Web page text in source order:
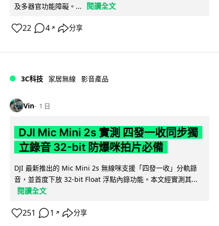
及多器官功能障礙。...
閱讀全文
22 4 ↗ 分享
3C科技 家居無線 影音產品
Vin 1 日
DJI Mic Mini 2s 實測 四發一收同步獨
立錄音 32-bit 防爆咪拍片必備
DJI 最新推出的 Mic Mini 2s 無線咪支援「四發一收」分軌錄
音，並首度下放 32-bit Float 浮點內錄功能。本文經實測其...
閱讀全文
251 1 ↗ 分享